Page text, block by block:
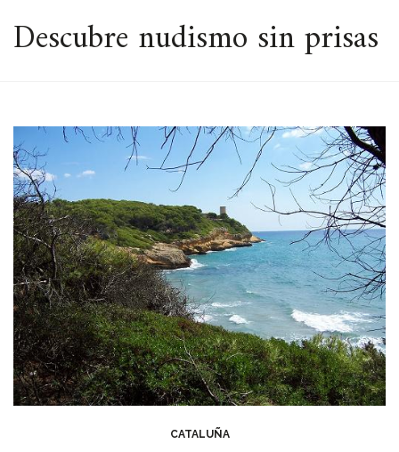
ESPACIO
Descubre nudismo sin prisas
CATALUÑA